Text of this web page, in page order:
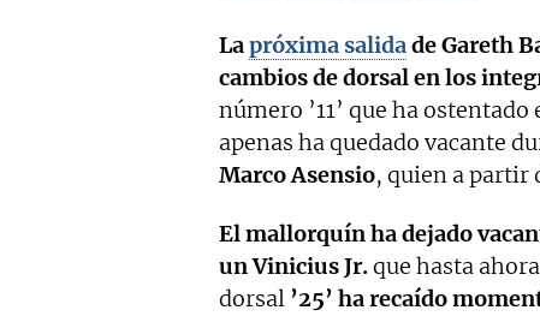
Lapróxima salidade Gareth
cambios de dorsal en los
número ’11’ que ha
apenas ha quedado vacante
Marco Asensio, quien a partir
El mallorquín ha dejado
un Vinicius Jr.que hasta
dorsal ’25’ ha recaído